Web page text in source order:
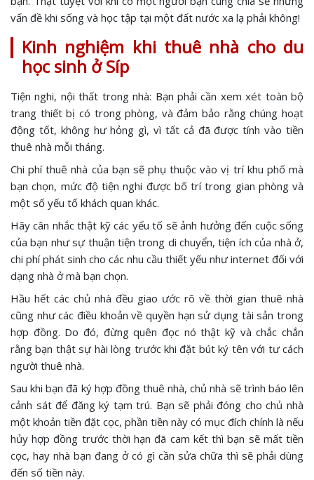
vấn đề khi sống và học tập tại một đất nước xa lạ phải không!
Kinh nghiệm khi thuê nhà cho du
học sinh ở Síp
Tiện nghi, nội thất trong nhà: Bạn phải cần xem xét toàn bộ
trang thiết bị có trong phòng, và đảm bảo rằng chúng hoạt
động tốt, không hư hỏng gì, vì tất cả đã được tính vào tiền
thuê nhà mỗi tháng.
Chi phí thuê nhà của bạn sẽ phụ thuộc vào vị trí khu phố mà
bạn chọn, mức độ tiện nghi được bố trí trong gian phòng và
một số yếu tố khách quan khác.
Hãy cân nhắc thật kỹ các yếu tố sẽ ảnh hưởng đến cuộc sống
của bạn như sự thuận tiện trong di chuyển, tiện ích của nhà ở,
chi phí phát sinh cho các nhu cầu thiết yếu như internet đối với
dạng nhà ở mà bạn chọn.
Hầu hết các chủ nhà đều giao ước rõ về thời gian thuê nhà
cũng như các điều khoản về quyền hạn sử dụng tài sản trong
hợp đồng. Do đó, đừng quên đọc nó thật kỹ và chắc chắn
rằng bạn thật sự hài lòng trước khi đặt bút ký tên với tư cách
người thuê nhà.
Sau khi bạn đã ký hợp đồng thuê nhà, chủ nhà sẽ trình báo lên
cảnh sát để đăng ký tạm trú. Bạn sẽ phải đóng cho chủ nhà
một khoản tiền đặt cọc, phần tiền này có mục đích chính là nếu
hủy hợp đồng trước thời hạn đã cam kết thì bạn sẽ mất tiền
cọc, hay nhà bạn đang ở có gì cần sửa chữa thì sẽ phải dùng
đến số tiền này.